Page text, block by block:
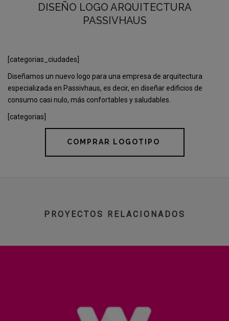
DISEÑO LOGO ARQUITECTURA
PASSIVHAUS
[categorias_ciudades]
Diseñamos un nuevo logo para una empresa de arquitectura
especializada en Passivhaus, es decir, en diseñar edificios de
consumo casi nulo, más confortables y saludables.
[categorias]
COMPRAR LOGOTIPO
PROYECTOS RELACIONADOS